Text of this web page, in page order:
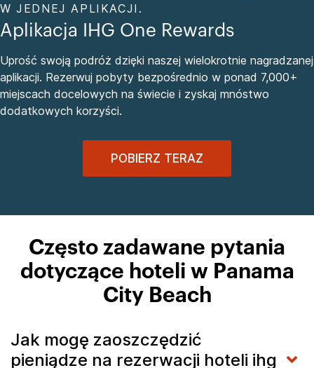
W JEDNEJ APLIKACJI.
Aplikacja IHG One Rewards
Uprość swoją podróż dzięki naszej wielokrotnie nagradzanej
aplikacji. Rezerwuj pobyty bezpośrednio w ponad 7,000+
miejscach docelowych na świecie i zyskaj mnóstwo
dodatkowych korzyści.
POBIERZ TERAZ
Często zadawane pytania
dotyczące hoteli w Panama
City Beach
Jak mogę zaoszczędzić
pieniądze na rezerwacji hoteli ihg